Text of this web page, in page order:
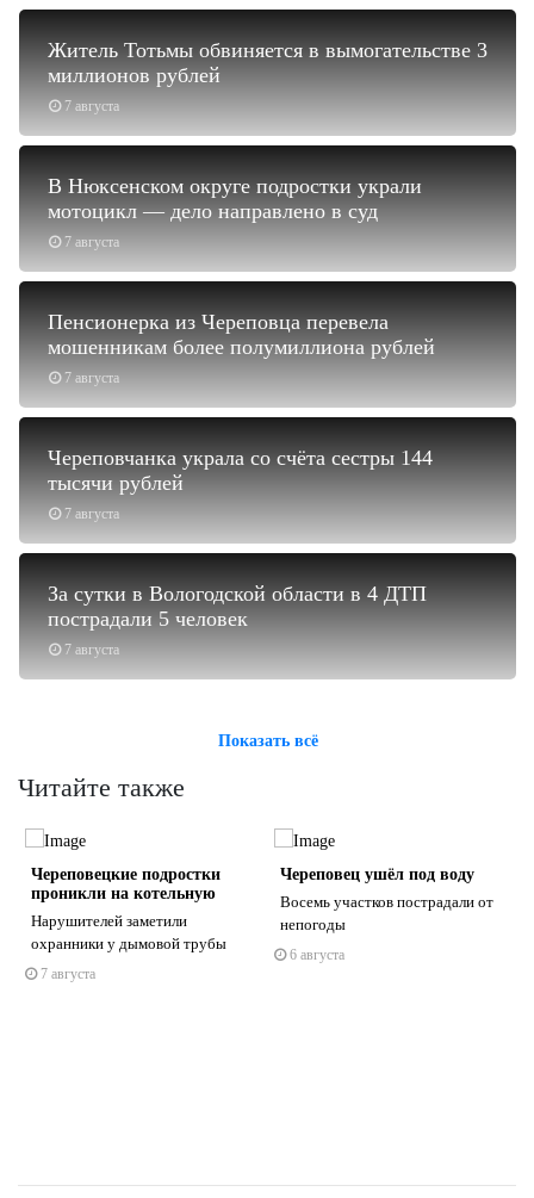
7 августа
Житель Тотьмы обвиняется в вымогательстве 3
миллионов рублей
7 августа
В Нюксенском округе подростки украли
мотоцикл — дело направлено в суд
7 августа
Пенсионерка из Череповца перевела
мошенникам более полумиллиона рублей
7 августа
Череповчанка украла со счёта сестры 144
тысячи рублей
7 августа
За сутки в Вологодской области в 4 ДТП
пострадали 5 человек
Показать всё
Читайте также
Череповецкие подростки
проникли на котельную
Нарушителей заметили
охранники у дымовой трубы
7 августа
Череповец ушёл под воду
Восемь участков пострадали от
непогоды
6 августа